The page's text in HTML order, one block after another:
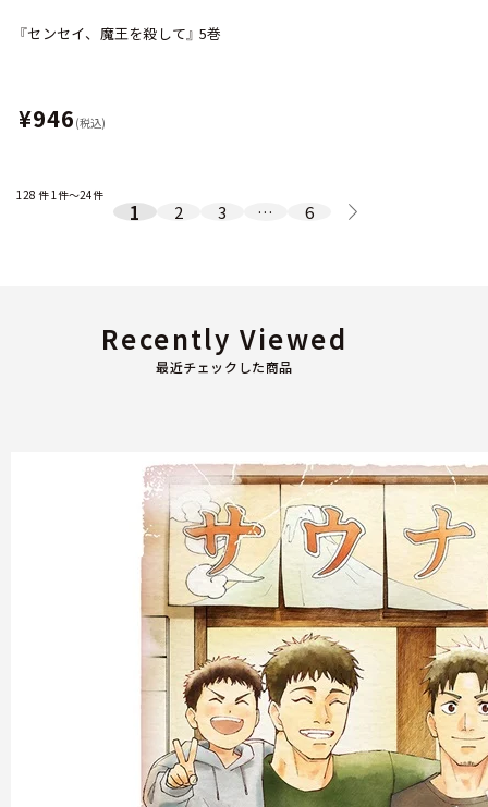
『センセイ、魔王を殺して』 5巻
¥946 (税込)
128 件1件～24件
1 2 3 … 6
最近チェックした商品
Recently Viewed